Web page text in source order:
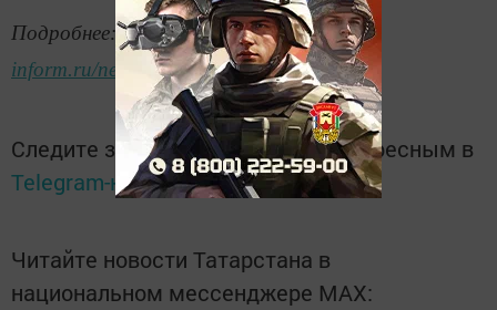
Подробнее:https://www.tatar-
inform.ru/news/2019/09/26/663599/
Следите за самым важным и интересным в
Telegram-каналеТатмедиа
Читайте новости Татарстана в
национальном мессенджере MАХ: